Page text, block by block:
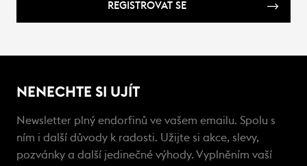
REGISTROVAT SE
NENECHTE SI UJÍT
Newsletter plný endorfinů ve vašem emailu. Spolu s
ním i další důvody k radosti. Užijte si akce, slevy,
pozvánky a další jedinečné výhody. Vyplněním vaší